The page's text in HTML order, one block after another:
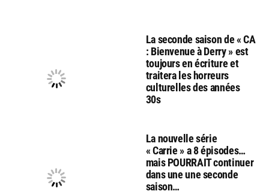
La seconde saison de « CA
: Bienvenue à Derry » est
toujours en écriture et
traitera les horreurs
culturelles des années
30s
La nouvelle série
« Carrie » a 8 épisodes…
mais POURRAIT continuer
dans une une seconde
saison…